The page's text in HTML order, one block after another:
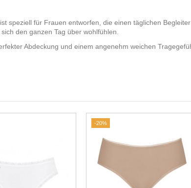
speziell für Frauen entworfen, die einen täglichen
den ganzen Tag über wohlfühlen.
Abdeckung und einem angenehm weichen
-20%